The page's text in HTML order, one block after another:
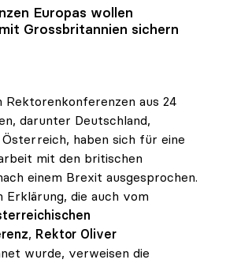
Europas wollen
Grossbritannien sichern
Rektorenkonferenzen aus 24
darunter Deutschland,
haben sich für eine
mit den britischen
einem Brexit ausgesprochen.
Erklärung, die auch vom
, Rektor Oliver
wurde, verweisen die